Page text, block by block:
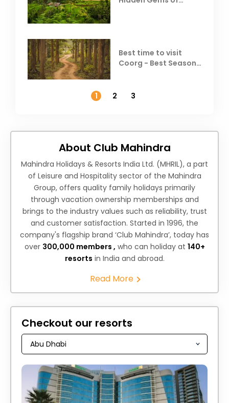
Best time to visit
Coorg - Best Season,
1
2 3
About Club Mahindra
Mahindra Holidays & Resorts India Ltd. (MHRIL), a part
of Leisure and Hospitality sector of the Mahindra
Group, offers quality family holidays primarily
through vacation ownership memberships and
brings to the industry values such as reliability, trust
and customer satisfaction. Started in 1996, the
company's flagship brand ‘Club Mahindra’, today has
over 300,000 members , who can holiday at 140+
resorts in India and abroad.
Read More
Checkout our resorts